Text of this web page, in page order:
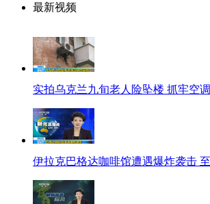
最新视频
实拍乌克兰九旬老人险坠楼 抓牢空
伊拉克巴格达咖啡馆遭遇爆炸袭击